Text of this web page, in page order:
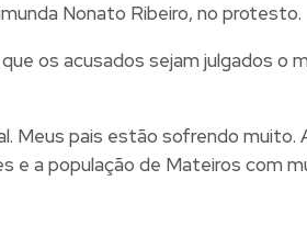
Nonato Ribeiro, no protesto.
os acusados sejam julgados o
Meus pais estão sofrendo muito.
e a população de Mateiros com